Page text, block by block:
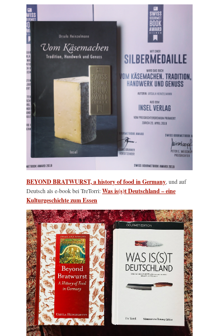
BEYOND BRATWURST, a history of food in Germany, und auf
Deutsch als e-book bei TreTorri:Was is(s)t Deutschland – eine
Kulturgeschichte zum Essen